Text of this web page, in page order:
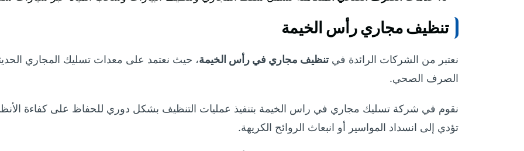
تنظيف مجاري رأس الخيمة
نعتبر من الشركات الرائدة فيتنظيف مجاري في رأس الخيمة، حيث نعتمد على معدات تسليك المجاري
الصرف الصحي.
نقوم في شركة تسليك مجاري في راس الخيمة بتنفيذ عمليات التنظيف بشكل دوري للحفاظ على كفاءة
تؤدي إلى انسداد المواسير أو انبعاث الروائح الكريهة.